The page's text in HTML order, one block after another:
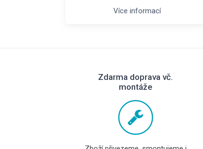
Více informací
Zdarma doprava vč.
montáže